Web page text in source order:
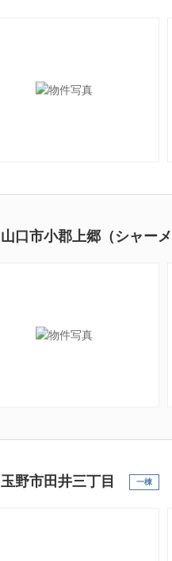
山口市小郡上郷（シャー
玉野市田井三丁目 一棟